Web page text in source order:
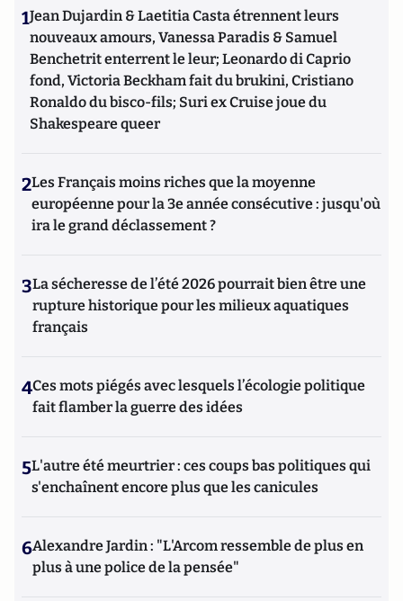
1Jean Dujardin & Laetitia Casta étrennent leurs
nouveaux amours, Vanessa Paradis & Samuel
Benchetrit enterrent le leur; Leonardo di Caprio
fond, Victoria Beckham fait du brukini, Cristiano
Ronaldo du bisco-fils; Suri ex Cruise joue du
Shakespeare queer
2Les Français moins riches que la moyenne
européenne pour la 3e année consécutive : jusqu'où
ira le grand déclassement ?
3La sécheresse de l’été 2026 pourrait bien être une
rupture historique pour les milieux aquatiques
français
4Ces mots piégés avec lesquels l’écologie politique
fait flamber la guerre des idées
5L'autre été meurtrier : ces coups bas politiques qui
s'enchaînent encore plus que les canicules
6Alexandre Jardin : "L'Arcom ressemble de plus en
plus à une police de la pensée"